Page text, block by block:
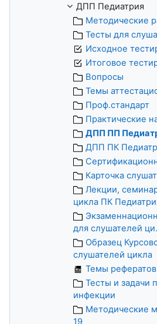
ДПП Педиатрия
Методические
Тесты для
Исходное
Итоговое
Вопросы
Темы
Проф.стандарт
Практические
ДПП ПП
ДПП ПК
Карточка
Лекции,
цикла ПК
для слушателей
Образец
слушателей цикла
Темы
Тесты и задачи
инфекции
Методические
19